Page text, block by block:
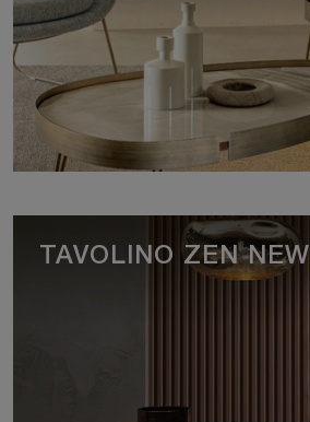
TAVOLINO ZEN NEW